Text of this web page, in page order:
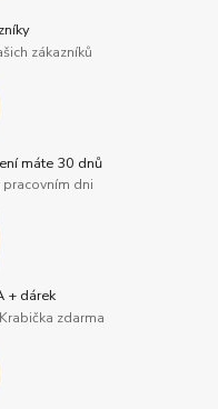
zákazníků
máte 30 dnů
dni
+ dárek
zdarma